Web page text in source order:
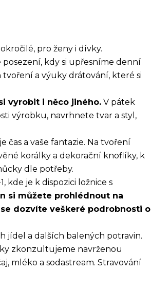
pro ženy i dívky.
kdy si upřesníme denní
tvoření a výuky drátování, které si
vyrobit i něco jiného. V pátek
výrobku, navrhnete tvar a styl,
čas a vaše fantazie. Na tvoření
korálky a dekorační knoflíky, k
dle potřeby.
kde je k dispozici ložnice s
si můžete prohlédnout na
dozvíte veškeré podrobnosti o
jídel a dalších balených potravin.
zkonzultujeme navrženou
mléko a sodastream. Stravování